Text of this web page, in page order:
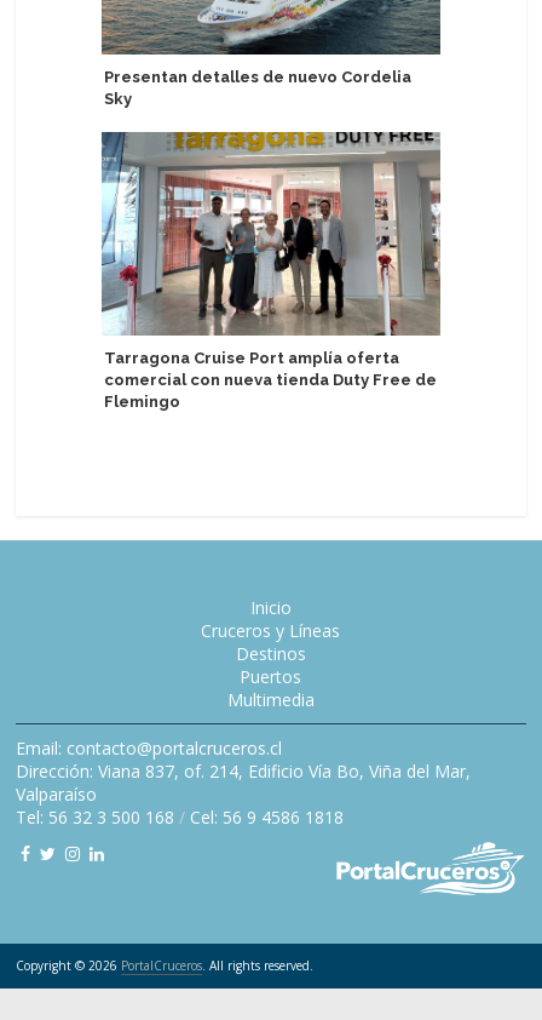
Presentan detalles de nuevo Cordelia
Sky
Tarragona Cruise Port amplía oferta
comercial con nueva tienda Duty Free de
Flemingo
Inicio
Cruceros y Líneas
Destinos
Puertos
Multimedia
Email: contacto@portalcruceros.cl
Dirección: Viana 837, of. 214, Edificio Vía Bo, Viña del Mar,
Valparaíso
Tel: 56 32 3 500 168 / Cel: 56 9 4586 1818
Copyright © 2026 PortalCruceros. All rights reserved.